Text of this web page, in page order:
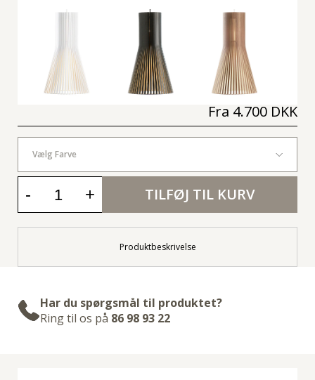
Fra 4.700 DKK
Vælg Farve
- + TILFØJ TIL KURV
Produktbeskrivelse
Har du spørgsmål til produktet?
Ring til os på 86 98 93 22